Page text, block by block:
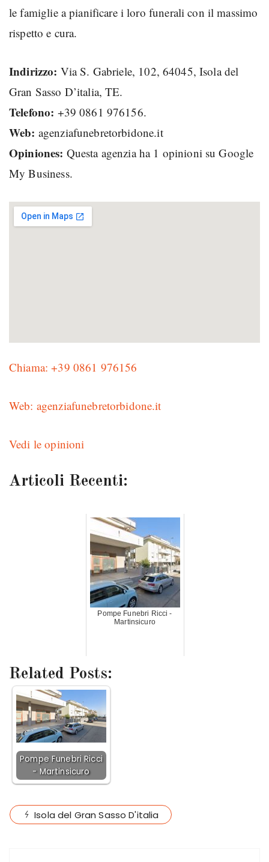
le famiglie a pianificare i loro funerali con il massimo
rispetto e cura.
Indirizzo: Via S. Gabriele, 102, 64045, Isola del
Gran Sasso D’italia, TE.
Telefono: +39 0861 976156.
Web: agenziafunebretorbidone.it
Opiniones: Questa agenzia ha 1 opinioni su Google
My Business.
Chiama: +39 0861 976156
Web: agenziafunebretorbidone.it
Vedi le opinioni
Articoli Recenti:
Pompe Funebri Ricci -
Martinsicuro
Related Posts:
Pompe Funebri Ricci
- Martinsicuro
Isola del Gran Sasso D'italia